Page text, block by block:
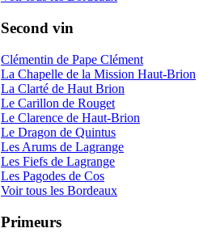
Second vin
Clémentin de Pape Clément
La Chapelle de la Mission Haut-Brion
La Clarté de Haut Brion
Le Carillon de Rouget
Le Clarence de Haut-Brion
Le Dragon de Quintus
Les Arums de Lagrange
Les Fiefs de Lagrange
Les Pagodes de Cos
Voir tous les Bordeaux
Primeurs